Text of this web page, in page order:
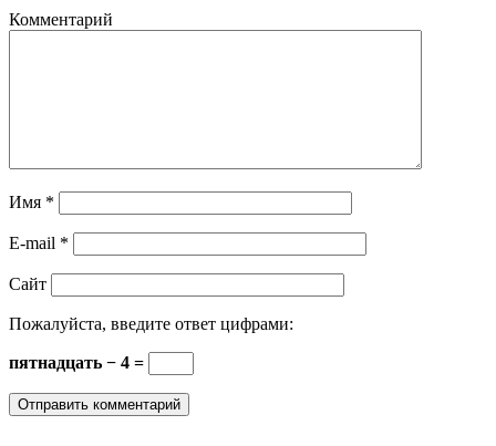
Комментарий
Имя *
E-mail *
Сайт
Пожалуйста, введите ответ цифрами:
пятнадцать − 4 =